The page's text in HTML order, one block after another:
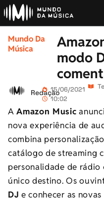
Mundo Da
Música
modo
Redação15/06/2021
10:02
AAmazon Music
nova experiência de
combina
catálogo de streaming
personalidade de rádio
único destino. Os
DJ e conhecer as